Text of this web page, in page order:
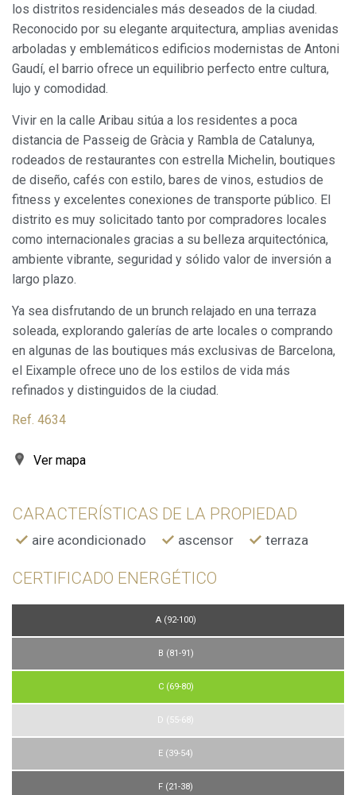
los distritos residenciales más deseados de la ciudad.
Reconocido por su elegante arquitectura, amplias avenidas
arboladas y emblemáticos edificios modernistas de Antoni
Gaudí, el barrio ofrece un equilibrio perfecto entre cultura,
lujo y comodidad.
Vivir en la calle Aribau sitúa a los residentes a poca
distancia de Passeig de Gràcia y Rambla de Catalunya,
rodeados de restaurantes con estrella Michelin, boutiques
de diseño, cafés con estilo, bares de vinos, estudios de
fitness y excelentes conexiones de transporte público. El
distrito es muy solicitado tanto por compradores locales
como internacionales gracias a su belleza arquitectónica,
ambiente vibrante, seguridad y sólido valor de inversión a
largo plazo.
Ya sea disfrutando de un brunch relajado en una terraza
soleada, explorando galerías de arte locales o comprando
en algunas de las boutiques más exclusivas de Barcelona,
el Eixample ofrece uno de los estilos de vida más
refinados y distinguidos de la ciudad.
Ref. 4634
Ver mapa
CARACTERÍSTICAS DE LA PROPIEDAD
aire acondicionado ascensor terraza
CERTIFICADO ENERGÉTICO
A (92-100)
B (81-91)
C (69-80)
D (55-68)
E (39-54)
F (21-38)
Permiten realizar el seguimiento y análisis del
comportamiento de los usuarios de este sitio web. La
información recogida mediante este tipo de cookies se
utiliza en la medición de la actividad de la web para la
elaboración de perfiles de navegación de los usuarios con
el fin de introducir mejoras en función del análisis de los
datos de uso que hacen los usuarios del servicio. Permiten
guardar la información de preferencia del usuario para
mejor experiencia a través de productos recomendados.
Marketing y publicidad
sobre las preferencias y elecciones personales del usuario
a través de la observación continuada de sus hábitos de
navegación. Gracias a ellas, podemos conocer los hábitos
de navegación en el sitio web y mostrar publicidad
relacionada con el perfil de navegación del usuario.